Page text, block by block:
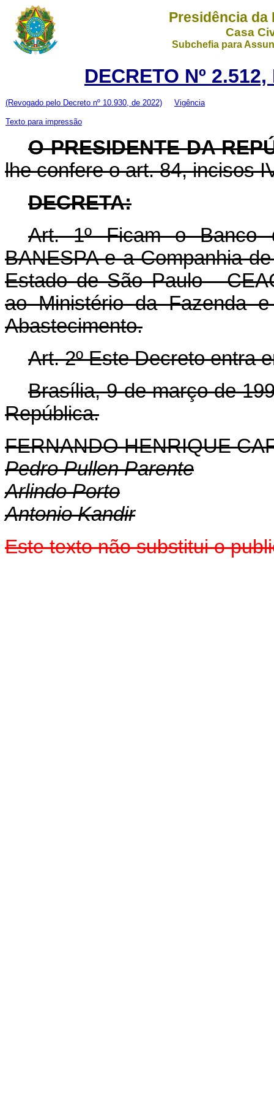
Presidência da
Casa
Subchefia para
DECRETO Nº
(Revogado pelo Decreto nº 10.930, de 2022) Vigência
Texto para impressão
O PRESIDENTE DA
lhe confere o art. 84, incisos
DECRETA:
Art. 1º Ficam o Banco
BANESPA e a Companhia
Estado de São Paulo -
ao Ministério da Fazenda
Abastecimento.
Art. 2º Este Decreto entra
Brasília, 9 de março de
República.
FERNANDO HENRIQUE
Pedro Pullen Parente
Arlindo Porto
Antonio Kandir
Este texto não substitui o